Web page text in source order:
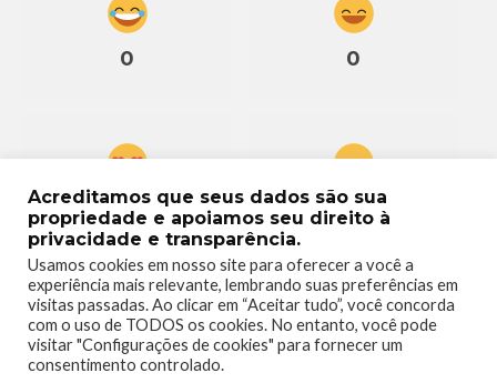
0 0
0 0
0
Acreditamos que seus dados são sua
propriedade e apoiamos seu direito à
privacidade e transparência.
Usamos cookies em nosso site para oferecer a você a
experiência mais relevante, lembrando suas preferências em
visitas passadas. Ao clicar em “Aceitar tudo”, você concorda
com o uso de TODOS os cookies. No entanto, você pode
visitar "Configurações de cookies" para fornecer um
consentimento controlado.